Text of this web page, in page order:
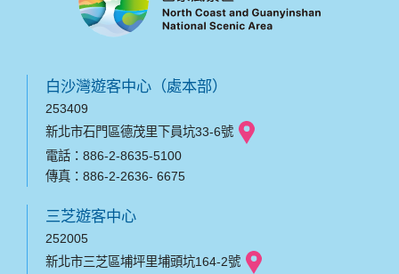
白沙灣遊客中心（處本部）
253409
新北市石門區德茂里下員坑33-6號
電話：886-2-8635-5100
傳真：886-2-2636- 6675
三芝遊客中心
252005
新北市三芝區埔坪里埔頭坑164-2號